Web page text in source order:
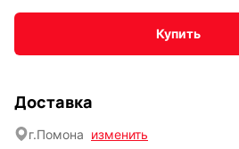
Купить
Доставка
г.Помона изменить
Восточный
стиль